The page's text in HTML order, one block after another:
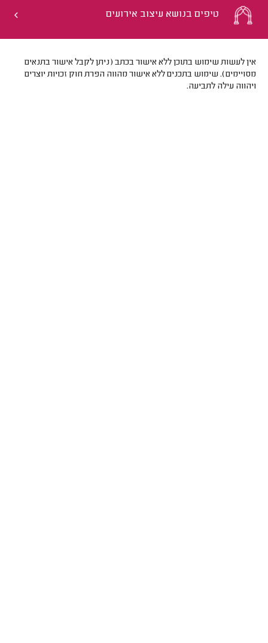
טיפים בנושא עיצוב אירועים
אין לעשות שימוש בתוכן ללא אישור בכתב (ניתן לקבל אישור בתנאים
מסויימים). שימוש בתכנים ללא אישור מהווה הפרת חוק זכויות יוצרים
ויהווה עילה לתביעה.